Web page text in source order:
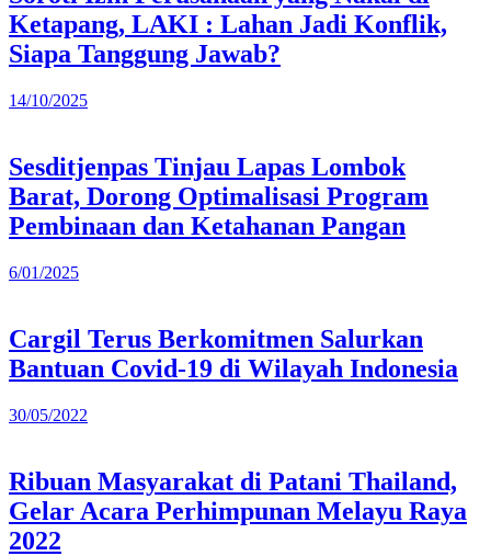
Ketapang, LAKI : Lahan Jadi Konflik,
Siapa Tanggung Jawab?
14/10/2025
Sesditjenpas Tinjau Lapas Lombok
Barat, Dorong Optimalisasi Program
Pembinaan dan Ketahanan Pangan
6/01/2025
Cargil Terus Berkomitmen Salurkan
Bantuan Covid-19 di Wilayah Indonesia
30/05/2022
Ribuan Masyarakat di Patani Thailand,
Gelar Acara Perhimpunan Melayu Raya
2022